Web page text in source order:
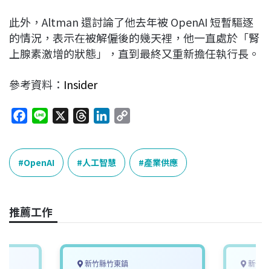
此外，Altman 還討論了他去年被 OpenAI 短暫驅逐
的情況，表示在被解僱後的幾天裡，他一直處於「腎
上腺素激增的狀態」，直到最終又重新擔任執行長。
參考資料： Insider
c
e
b
o
k
n
e
r
e
a
n
k
e
n
p
y
L
k
OpenAI 人工智慧 產業供應
推薦工作
新竹縣竹東鎮 新竹